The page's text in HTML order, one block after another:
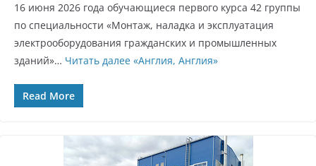
16 июня 2026 года обучающиеся первого курса 42 группы
по специальности «Монтаж, наладка и эксплуатация
электрооборудования гражданских и промышленных
зданий»… Читать далее «Англия, Англия»
Read More